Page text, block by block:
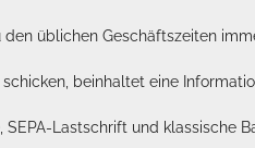
den üblichen Geschäftszeiten
beinhaltet eine
Lastschrift und klassische